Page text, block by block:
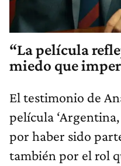
“La película
miedo que
El testimonio de
película ‘Argentina,
por haber sido
también por el rol